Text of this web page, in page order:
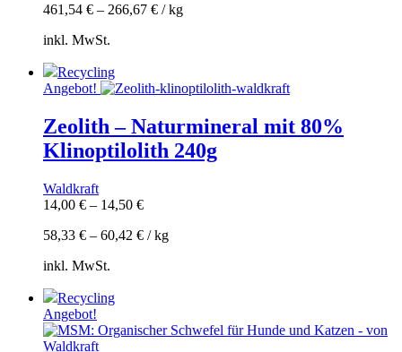
461,54 € – 266,67 € /kg
inkl. MwSt.
Recycling
Angebot!
Zeolith – Naturmineral mit 80%
Klinoptilolith 240g
Waldkraft
14,00 € – 14,50 €
58,33 € – 60,42 € /kg
inkl. MwSt.
Recycling
Angebot!